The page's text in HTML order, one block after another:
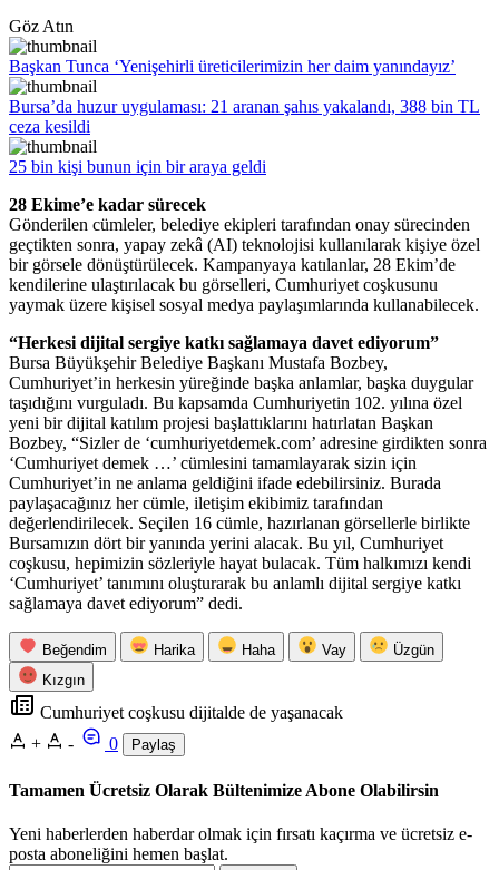
Göz Atın
Başkan Tunca ‘Yenişehirli üreticilerimizin her daim yanındayız’
Bursa’da huzur uygulaması: 21 aranan şahıs yakalandı, 388 bin TL
ceza kesildi
25 bin kişi bunun için bir araya geldi
28 Ekime’e kadar sürecek
Gönderilen cümleler, belediye ekipleri tarafından onay sürecinden
geçtikten sonra, yapay zekâ (AI) teknolojisi kullanılarak kişiye özel
bir görsele dönüştürülecek. Kampanyaya katılanlar, 28 Ekim’de
kendilerine ulaştırılacak bu görselleri, Cumhuriyet coşkusunu
yaymak üzere kişisel sosyal medya paylaşımlarında kullanabilecek.
“Herkesi dijital sergiye katkı sağlamaya davet ediyorum”
Bursa Büyükşehir Belediye Başkanı Mustafa Bozbey,
Cumhuriyet’in herkesin yüreğinde başka anlamlar, başka duygular
taşıdığını vurguladı. Bu kapsamda Cumhuriyetin 102. yılına özel
yeni bir dijital katılım projesi başlattıklarını hatırlatan Başkan
Bozbey, “Sizler de ‘cumhuriyetdemek.com’ adresine girdikten sonra
‘Cumhuriyet demek …’ cümlesini tamamlayarak sizin için
Cumhuriyet’in ne anlama geldiğini ifade edebilirsiniz. Burada
paylaşacağınız her cümle, iletişim ekibimiz tarafından
değerlendirilecek. Seçilen 16 cümle, hazırlanan görsellerle birlikte
Bursamızın dört bir yanında yerini alacak. Bu yıl, Cumhuriyet
coşkusu, hepimizin sözleriyle hayat bulacak. Tüm halkımızı kendi
‘Cumhuriyet’ tanımını oluşturarak bu anlamlı dijital sergiye katkı
sağlamaya davet ediyorum” dedi.
Beğendim Harika Haha Vay
Üzgün
Kızgın
Cumhuriyet coşkusu dijitalde de yaşanacak
+
- 0 Paylaş
Tamamen Ücretsiz Olarak Bültenimize Abone Olabilirsin
Yeni haberlerden haberdar olmak için fırsatı kaçırma ve ücretsiz e-
posta aboneliğini hemen başlat.